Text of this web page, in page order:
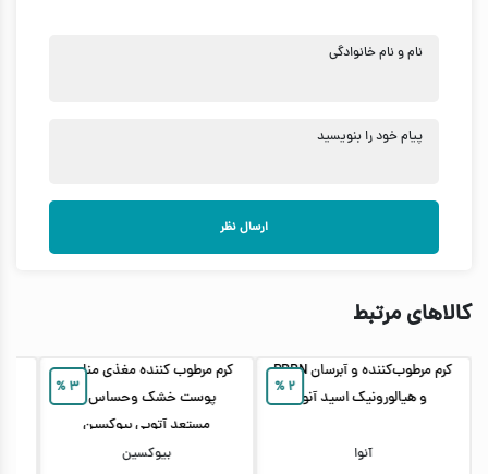
نام و نام خانوادگی
پیام خود را بنویسید
ارسال نظر
کالاهای مرتبط
۲ %
کرم مرطوب‌کننده و آبرسان PDRN
و هیالورونیک اسید آنوا
آنوا
۳%
کرم مرطوب کننده مغذی مناسب
پوست خشک وحساس و
مستعد آتوپی بیوکسین
بیوکسین